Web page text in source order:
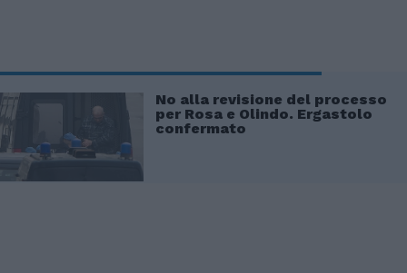
No alla revisione del processo
per Rosa e Olindo. Ergastolo
confermato